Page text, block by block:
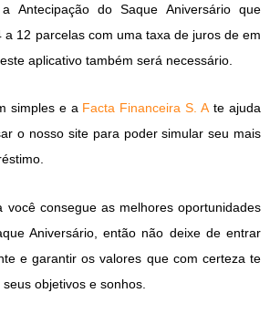
Antecipação do Saque Aniversário que
12 parcelas com uma taxa de juros de em
aplicativo também será necessário.
simples e a Facta Financeira S. Ate ajuda
o nosso site para poder simular seu mais
você consegue as melhores oportunidades
Aniversário, então não deixe de entrar
e garantir os valores que com certeza te
objetivos e sonhos.